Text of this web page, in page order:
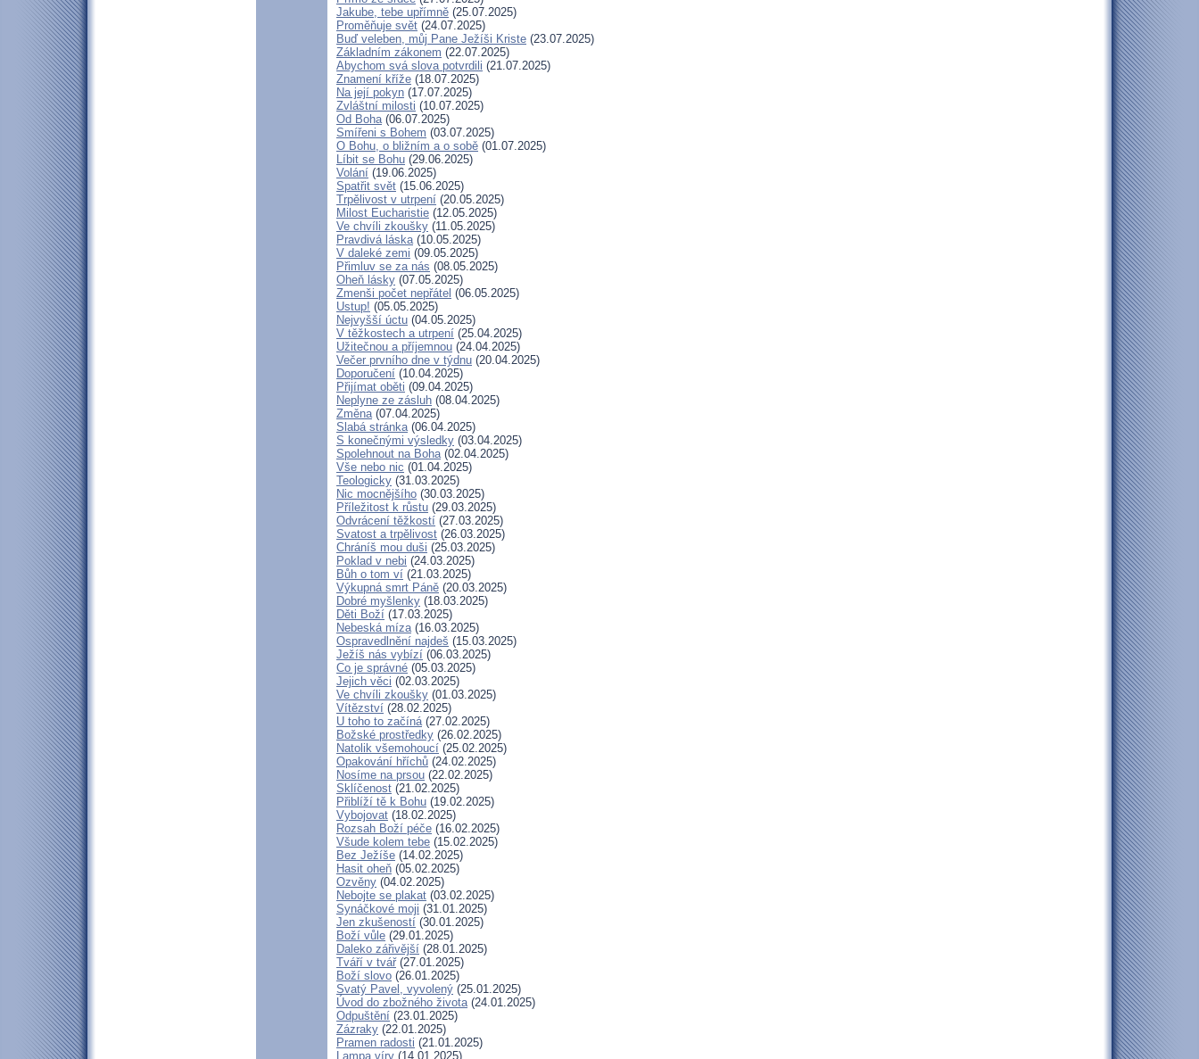
Jakube, tebe upřímně (25.07.2025)
Proměňuje svět (24.07.2025)
Buď veleben, můj Pane Ježíši Kriste (23.07.2025)
Základním zákonem (22.07.2025)
Abychom svá slova potvrdili (21.07.2025)
Znamení kříže (18.07.2025)
Na její pokyn (17.07.2025)
Zvláštní milosti (10.07.2025)
Od Boha(06.07.2025)
Smířeni s Bohem (03.07.2025)
O Bohu, o bližním a o sobě (01.07.2025)
Líbit se Bohu (29.06.2025)
Volání (19.06.2025)
Spatřit svět (15.06.2025)
Trpělivost v utrpení (20.05.2025)
Milost Eucharistie (12.05.2025)
Ve chvíli zkoušky (11.05.2025)
Pravdivá láska(10.05.2025)
V daleké zemi (09.05.2025)
Přimluv se za nás (08.05.2025)
Oheň lásky (07.05.2025)
Zmenši počet nepřátel (06.05.2025)
Ustup! (05.05.2025)
Nejvyšší úctu (04.05.2025)
V těžkostech a utrpení (25.04.2025)
Užitečnou a příjemnou (24.04.2025)
Večer prvního dne v týdnu (20.04.2025)
Doporučení (10.04.2025)
Přijímat oběti (09.04.2025)
Neplyne ze zásluh (08.04.2025)
Změna(07.04.2025)
Slabá stránka(06.04.2025)
S konečnými výsledky (03.04.2025)
Spolehnout na Boha(02.04.2025)
Vše nebo nic (01.04.2025)
Teologicky (31.03.2025)
Nic mocnějšího (30.03.2025)
Příležitost k růstu (29.03.2025)
Odvrácení těžkostí (27.03.2025)
Svatost a trpělivost (26.03.2025)
Chráníš mou duši (25.03.2025)
Poklad v nebi (24.03.2025)
Bůh o tom ví (21.03.2025)
Výkupná smrt Páně (20.03.2025)
Dobré myšlenky (18.03.2025)
Děti Boží (17.03.2025)
Nebeská míza(16.03.2025)
Ospravedlnění najdeš (15.03.2025)
Ježíš nás vybízí (06.03.2025)
Co je správné (05.03.2025)
Jejich věci (02.03.2025)
Ve chvíli zkoušky (01.03.2025)
Vítězství (28.02.2025)
U toho to začíná(27.02.2025)
Božské prostředky (26.02.2025)
Natolik všemohoucí (25.02.2025)
Opakování hříchů (24.02.2025)
Nosíme na prsou (22.02.2025)
Sklíčenost (21.02.2025)
Přiblíží tě k Bohu (19.02.2025)
Vybojovat (18.02.2025)
Rozsah Boží péče (16.02.2025)
Všude kolem tebe (15.02.2025)
Bez Ježíše (14.02.2025)
Hasit oheň (05.02.2025)
Ozvěny (04.02.2025)
Nebojte se plakat (03.02.2025)
Synáčkové moji (31.01.2025)
Jen zkušeností (30.01.2025)
Boží vůle (29.01.2025)
Daleko zářivější (28.01.2025)
Tváří v tvář(27.01.2025)
Boží slovo (26.01.2025)
Svatý Pavel, vyvolený (25.01.2025)
Úvod do zbožného života(24.01.2025)
Odpuštění (23.01.2025)
Zázraky (22.01.2025)
Pramen radosti (21.01.2025)
Lampa víry (14.01.2025)